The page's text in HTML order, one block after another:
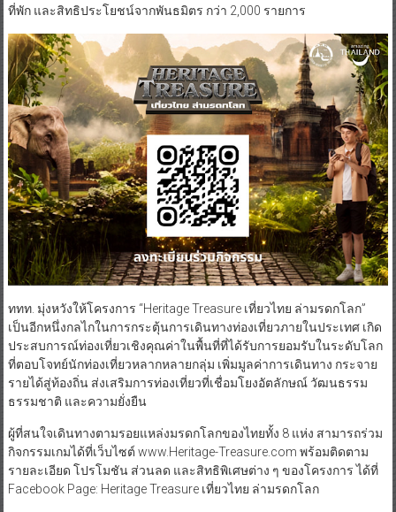
ที่พัก และสิทธิประโยชน์จากพันธมิตร กว่า 2,000 รายการ
ททท. มุ่งหวังให้โครงการ “Heritage Treasure เที่ยวไทย ล่ามรดกโลก”
เป็นอีกหนึ่งกลไกในการกระตุ้นการเดินทางท่องเที่ยวภายในประเทศ เกิด
ประสบการณ์ท่องเที่ยวเชิงคุณค่าในพื้นที่ที่ได้รับการยอมรับในระดับโลก
ที่ตอบโจทย์นักท่องเที่ยวหลากหลายกลุ่ม เพิ่มมูลค่าการเดินทาง กระจาย
รายได้สู่ท้องถิ่น ส่งเสริมการท่องเที่ยวที่เชื่อมโยงอัตลักษณ์ วัฒนธรรม
ธรรมชาติ และความยั่งยืน
ผู้ที่สนใจเดินทางตามรอยแหล่งมรดกโลกของไทยทั้ง 8 แห่ง สามารถร่วม
กิจกรรมเกมได้ที่เว็บไซต์ www.Heritage-Treasure.com พร้อมติดตาม
รายละเอียด โปรโมชัน ส่วนลด และสิทธิพิเศษต่าง ๆ ของโครงการ ได้ที่
Facebook Page: Heritage Treasure เที่ยวไทย ล่ามรดกโลก